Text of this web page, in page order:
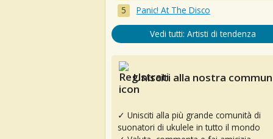
Panic! At The Disco
Vedi tutti: Artisti di tendenza
Unisciti alla nostra
✓ Unisciti alla più grande comunità di
suonatori di ukulele in tutto il mondo